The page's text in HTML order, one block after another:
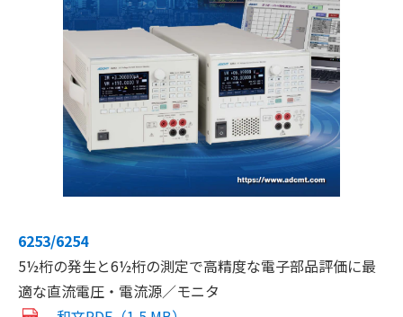
6253/6254
5½桁の発生と6½桁の測定で高精度な電子部品評価に最
適な直流電圧・電流源／モニタ